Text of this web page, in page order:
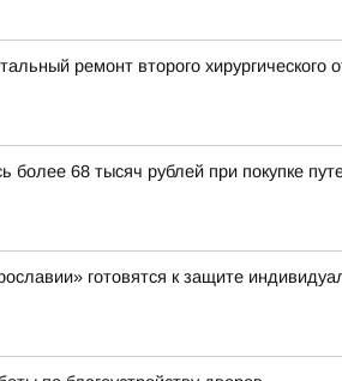
ремонт второго
68 тысяч рублей при покупке
готовятся к защите